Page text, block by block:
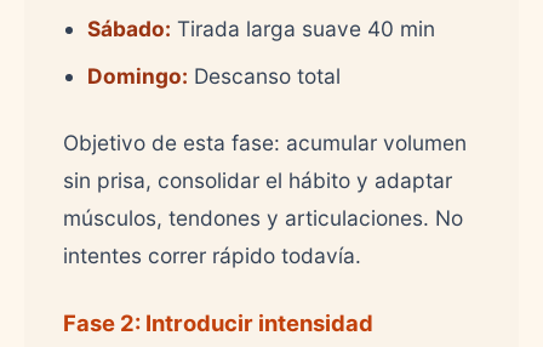
Sábado: Tirada larga suave 40 min
Domingo: Descanso total
Objetivo de esta fase: acumular volumen
sin prisa, consolidar el hábito y adaptar
músculos, tendones y articulaciones. No
intentes correr rápido todavía.
Fase 2: Introducir intensidad